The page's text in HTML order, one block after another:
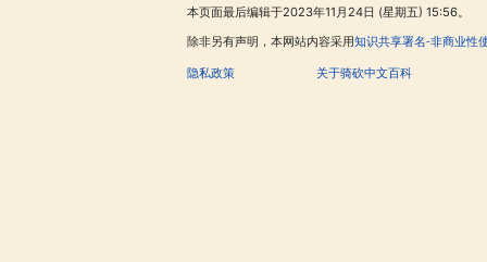
本页面最后编辑于2023年11月24日 (星期五) 15:56。
除非另有声明，本网站内容采用知识共享署名-非商业性
隐私政策 关于骑砍中文百科